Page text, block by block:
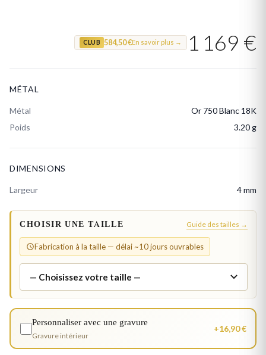
CLUB 584,50 €En savoir plus → 1 169 €
MÉTAL
Métal
Or 750 Blanc 18K
Poids
3.20 g
DIMENSIONS
Largeur 4 mm
CHOISIR UNE TAILLE Guide des tailles →
Fabrication à la taille — délai ~10 jours ouvrables
Personnaliser avec une gravure
Gravure intérieur
+16,90 €